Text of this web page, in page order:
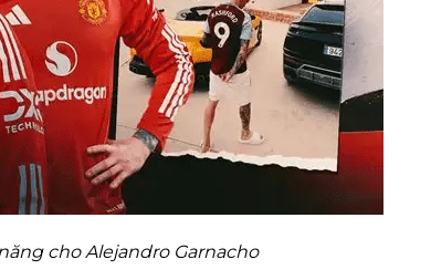
cho Alejandro Garnacho